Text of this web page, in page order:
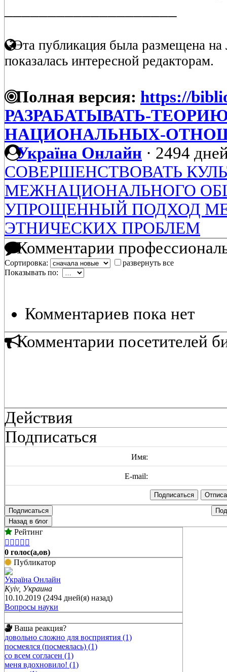
Эта публикация была размещена на
показалась интересной редакторам.
Полная версия: https://
РАЗРАБАТЫВАТЬ-
НАЦИОНАЛЬНЫХ-
Україна Онлайн · 2494
СОВЕРШЕНСТВОВАТЬ
МЕЖНАЦИОНАЛЬНОГО
УПРОЩЕННЫЙ ПОДХОД
ЭТНИЧЕСКИХ ПРОБЛЕМ
Комментарии
Сортировка:
развернуть все
Показывать по:
Комментариев пока нет
Комментарии посетителей
Действия
Подписаться
Имя:
E-mail:
Подписаться
Назад в блог
Рейтинг
    
0 голос(а,ов)
Публикатор
Україна Онлайн
Kyiv, Украина
10.10.2019 (2494 дней(я) назад)
Вопросы науки
Ваша реакция?
довольно сложно для восприятия (1)
посмеялся (посмеялась) (1)
со всем согласен (1)
меня вдохновило! (1)